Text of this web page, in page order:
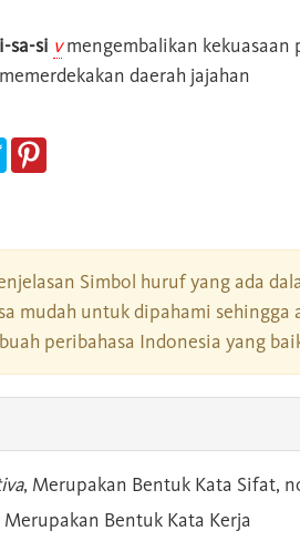
sa-si vmengembalikan kekuasaan
daerah jajahan
Simbol huruf yang ada
mudah untuk dipahami
peribahasa Indonesia yang
, Merupakan Bentuk Kata Sifat,
Merupakan Bentuk Kata Kerja